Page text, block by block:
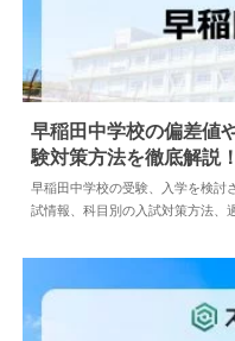
中学情報
早稲田中学校の偏差値
験対策方法を徹底解説！
早稲田中学校の受験、入学を検討
試情報、科目別の入試対策方法、